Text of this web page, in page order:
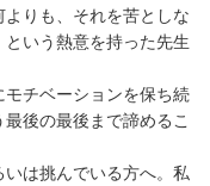
りも、それを苦としな
いう熱意を持った先生
チベーションを保ち続
後の最後まで諦めるこ
は挑んでいる方へ。私